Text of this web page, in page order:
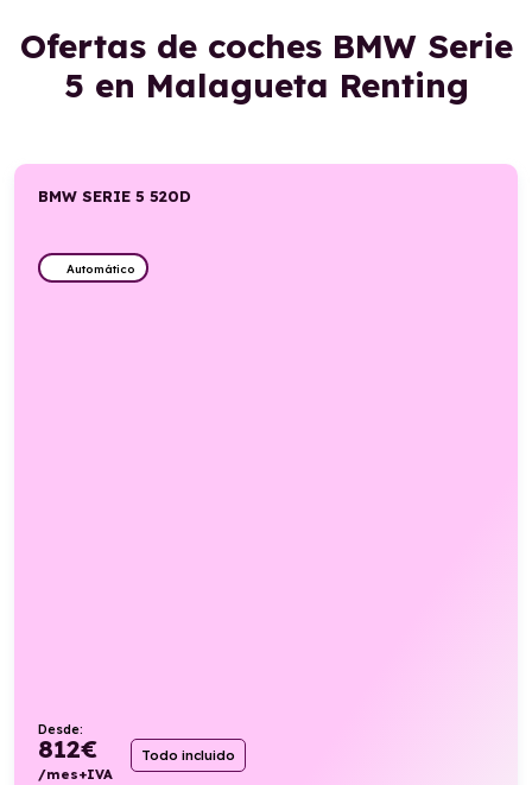
Ofertas de coches BMW Serie
5 en Malagueta Renting
BMW SERIE 5 520D
Automático
Desde:
812€
/mes+IVA
Todo incluido